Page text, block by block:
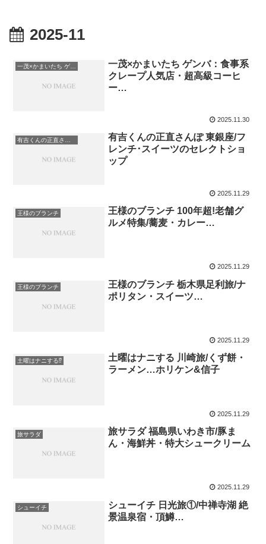
2025-11
一茂×かまいたち ゲンバ
一茂×かまいたち ゲンバ：食事系
クレープ人気店・超高級コーヒ
ー…
2025.11.30
有吉くんの正直さんぽ 東銀座/フ
レンチ･スイーツのセレクトショ
ップ
2025.11.29
王様のブランチ
王様のブランチ 100年超!老舗グ
ルメ特集/蕎麦・カレー…
2025.11.29
王様のブランチ
王様のブランチ 栃木県足利旅/ナ
ポリタン・スイーツ…
2025.11.29
土曜はナニする⁉
土曜はナニする 川崎旅/くず餅・
ラーメン…ホリケン&信子
2025.11.29
旅サラダ
旅サラダ 福島県いわき市/豚ま
ん・海鮮丼・特大シュークリーム
2025.11.29
シューイチ
シューイチ 日光旅①/中禅寺湖 絶
景温泉宿・頂鱒…